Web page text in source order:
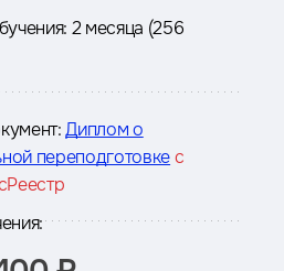
2 месяца (256
Диплом о
переподготовкес